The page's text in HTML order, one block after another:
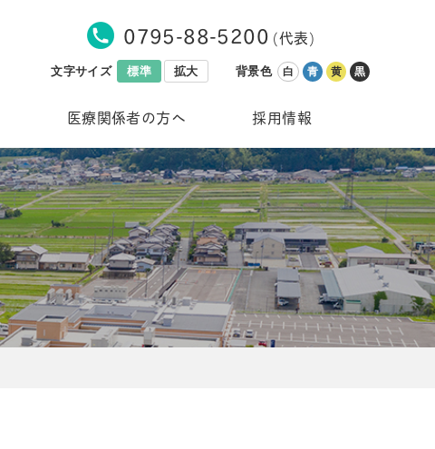
0795-88-5200 (代表)
文字サイズ 標準 拡大 背景色 白 青 黄 黒
医療関係者の方へ 採用情報